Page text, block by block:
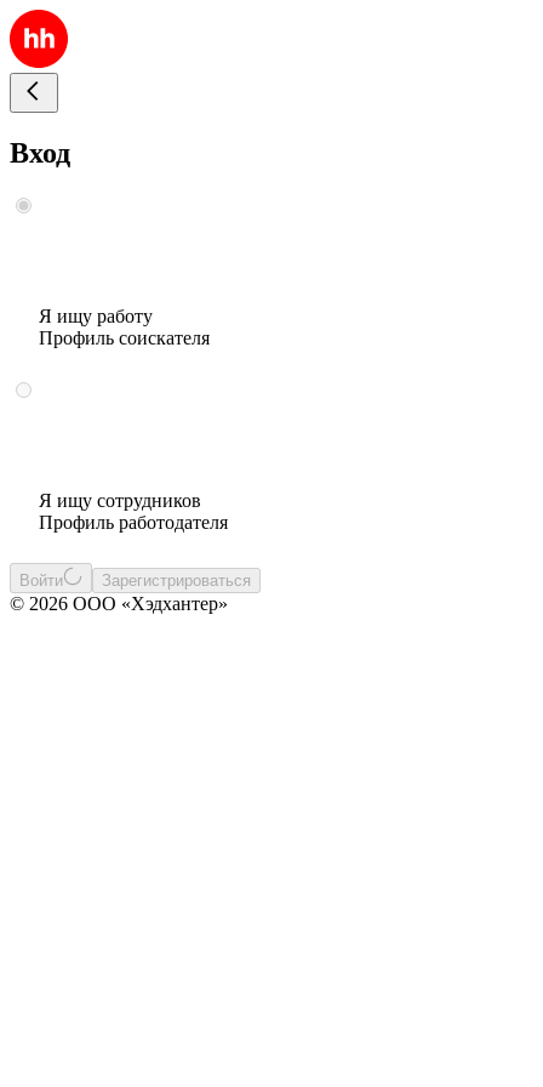
Вход
Я ищу работу
Профиль соискателя
Я ищу сотрудников
Профиль работодателя
Войти Зарегистрироваться
© 2026 ООО «Хэдхантер»